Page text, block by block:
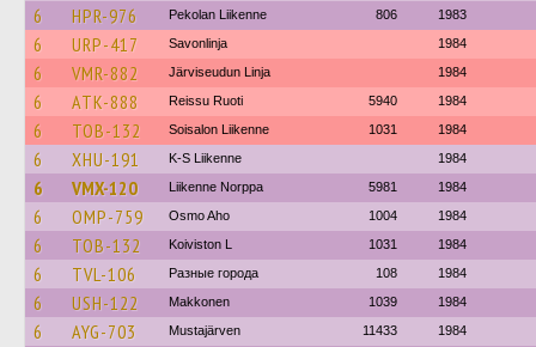
6 HPR-976 Pekolan Liikenne 806 1983
6 URP-417 Savonlinja 1984
6 VMR-882 Järviseudun Linja 1984
6 ATK-888 Reissu Ruoti 5940 1984
6 TOB-132 Soisalon Liikenne 1031 1984
6 XHU-191 K-S Liikenne 1984
6 VMX-120 Liikenne Norppa 5981 1984
6 OMP-759 Osmo Aho 1004 1984
6 TOB-132 Koiviston L 1031 1984
6 TVL-106 Разные города 108 1984
6 USH-122 Makkonen 1039 1984
6 AYG-703 Mustajärven 11433 1984